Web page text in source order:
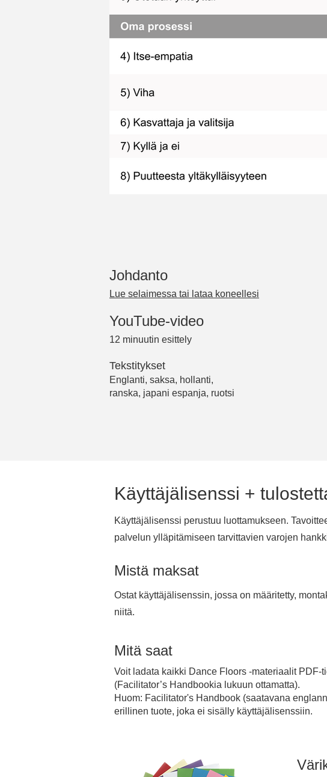
Johdanto
Lue selaimessa tai lataa koneellesi
YouTube-video
12 minuutin esittely
Tekstitykset
Englanti, saksa, hollanti,
ranska, japani espanja, ruotsi
Käyttäjälisenssi +
Käyttäjälisenssi perustuu luottamukseen.
palvelun ylläpitämiseen tarvittavien varojen
Mistä maksat
Ostat käyttäjälisenssin, jossa on määritetty,
niitä.
Mitä saat
Voit ladata kaikki Dance Floors -materiaalit
(Facilitator’s Handbookia lukuun ottamatta).
Huom: Facilitator's Handbook (saatavana
erillinen tuote, joka ei sisälly käyttäjälisenssiin.